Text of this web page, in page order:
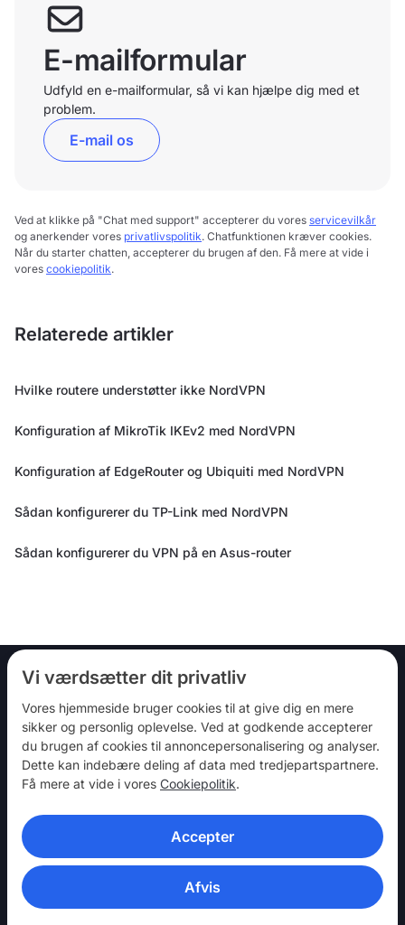
Vi værdsætter dit privatliv
Vores hjemmeside bruger cookies til at give dig en mere
sikker og personlig oplevelse. Ved at godkende accepterer
du brugen af ​​cookies til annoncepersonalisering og analyser.
Dette kan indebære deling af data med tredjepartspartnere.
Få mere at vide i vores Cookiepolitik.
Accepter
Afvis
E-mailformular
Udfyld en e-mailformular, så vi kan hjælpe dig med et
problem.
E-mail os
Ved at klikke på "Chat med support" accepterer du vores servicevilkår
og anerkender vores privatlivspolitik. Chatfunktionen kræver cookies.
Når du starter chatten, accepterer du brugen af den. Få mere at vide i
vores cookiepolitik.
Relaterede artikler
Hvilke routere understøtter ikke NordVPN
Konfiguration af MikroTik IKEv2 med NordVPN
Konfiguration af EdgeRouter og Ubiquiti med NordVPN
Sådan konfigurerer du TP-Link med NordVPN
Sådan konfigurerer du VPN på en Asus-router
Følg os
NordVPN
Vær med
Hjælp